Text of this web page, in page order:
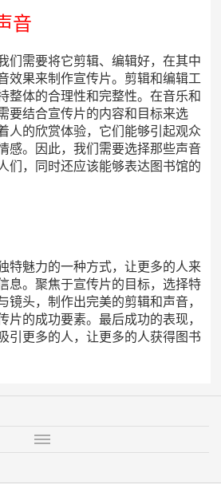
音
们需要将它剪辑、编辑好，在其中
效果来制作宣传片。剪辑和编辑工
整体的合理性和完整性。在音乐和
要结合宣传片的内容和目标来选
人的欣赏体验，它们能够引起观众
感。因此，我们需要选择那些声音
们，同时还应该能够表达图书馆的
特魅力的一种方式，让更多的人来
息。聚焦于宣传片的目标，选择特
镜头，制作出完美的剪辑和声音，
片的成功要素。最后成功的表现，
引更多的人，让更多的人获得图书